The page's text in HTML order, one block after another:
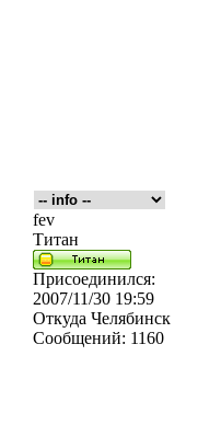
fev
Титан
Присоединился:
2007/11/30 19:59
Откуда Челябинск
Сообщений: 1160